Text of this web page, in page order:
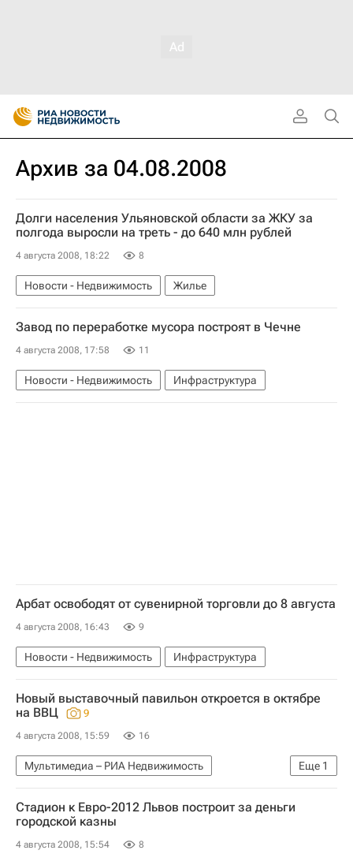
Архив за 04.08.2008
Долги населения Ульяновской области за ЖКУ за
полгода выросли на треть - до 640 млн рублей
4 августа 2008, 18:22 8
Новости - Недвижимость Жилье
Завод по переработке мусора построят в Чечне
4 августа 2008, 17:58 11
Новости - Недвижимость Инфраструктура
Арбат освободят от сувенирной торговли до 8 августа
4 августа 2008, 16:43 9
Новости - Недвижимость Инфраструктура
Новый выставочный павильон откроется в октябре
на ВВЦ
9
4 августа 2008, 15:59 16
Еще 1
Мультимедиа – РИА Недвижимость
Мультимедиа
Стадион к Евро-2012 Львов построит за деньги
городской казны
4 августа 2008, 15:54 8